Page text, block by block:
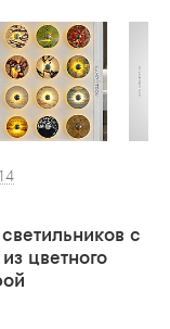
с
цветного